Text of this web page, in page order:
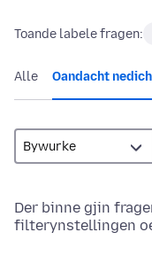
Toande labele fragen:
Alle Oandacht nedich
Der binne gjin
filterynstellingen